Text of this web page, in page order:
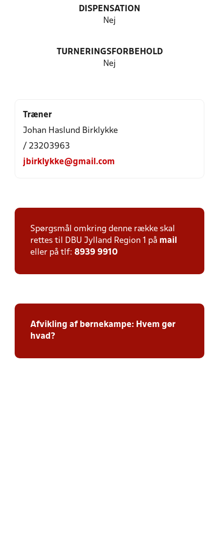
DISPENSATION
Nej
TURNERINGSFORBEHOLD
Nej
Træner
Johan Haslund Birklykke
/ 23203963
jbirklykke@gmail.com
Spørgsmål omkring denne række skal
rettes til DBU Jylland Region 1 på mail
eller på tlf: 8939 9910
Afvikling af børnekampe: Hvem gør
hvad?